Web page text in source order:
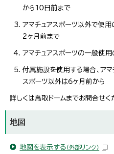
から10日前まで
アマチュアスポーツ以外で使
2ヶ月前まで
アマチュアスポーツの一般使
付属施設を使用する場合、アマ
スポーツ以外は6ヶ月前から
詳しくは鳥取ドームまでお問合せく
地図
地図を表示する （外部リンク）